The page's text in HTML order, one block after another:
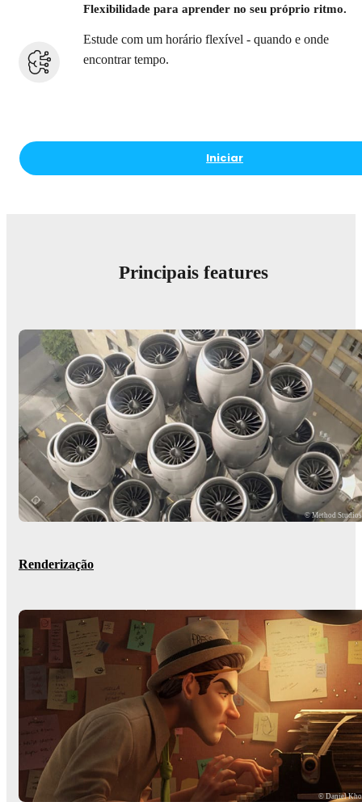
Flexibilidade para aprender no seu próprio ritmo.
Estude com um horário flexível - quando e onde
encontrar tempo.
Iniciar
Principais features
© Method Studios
Renderização
© Daniel Kho